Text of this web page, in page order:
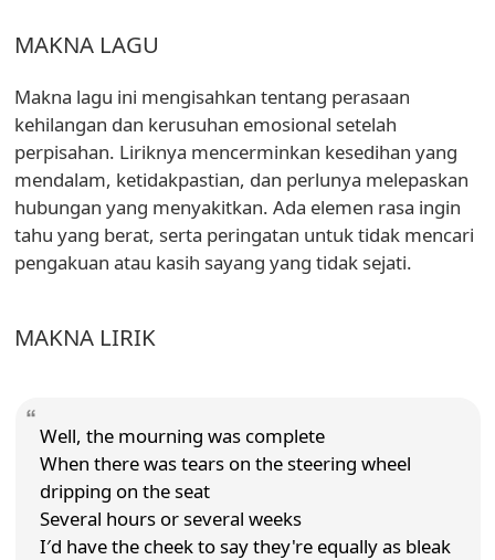
MAKNA LAGU
Makna lagu ini mengisahkan tentang perasaan
kehilangan dan kerusuhan emosional setelah
perpisahan. Liriknya mencerminkan kesedihan yang
mendalam, ketidakpastian, dan perlunya melepaskan
hubungan yang menyakitkan. Ada elemen rasa ingin
tahu yang berat, serta peringatan untuk tidak mencari
pengakuan atau kasih sayang yang tidak sejati.
MAKNA LIRIK
Well, the mourning was complete
When there was tears on the steering wheel
dripping on the seat
Several hours or several weeks
I′d have the cheek to say they're equally as bleak